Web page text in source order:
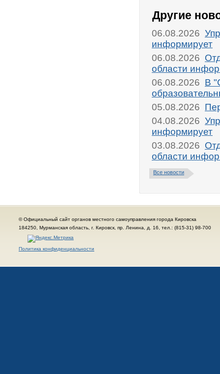
Другие
06.08.2026
информирует
06.08.2026
области
06.08.2026 В
05.08.2026
04.08.2026
информирует
03.08.2026
области
Все новости
© Официальный сайт органов местного самоуправления города Кировска
184250, Мурманская область, г. Кировск, пр. Ленина, д. 16, тел.: (815-31) 98-700
Политика конфиденциальности